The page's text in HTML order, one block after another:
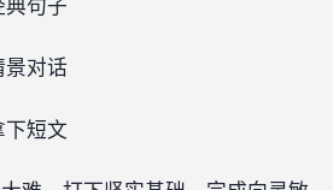
典句子
景对话
下短文